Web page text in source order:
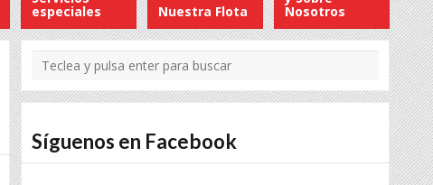
especiales Nuestra Flota Nosotros
Síguenos en Facebook